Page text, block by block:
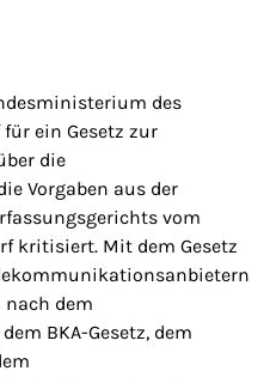
des
ein Gesetz zur
die
Vorgaben aus der
vom
kritisiert. Mit dem Gesetz
nach dem
BKA-Gesetz, dem